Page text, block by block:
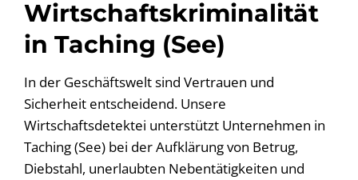
Wirtschaftskriminalität
in Taching (See)
In der Geschäftswelt sind Vertrauen und
Sicherheit entscheidend. Unsere
Wirtschaftsdetektei unterstützt Unternehmen in
Taching (See) bei der Aufklärung von Betrug,
Diebstahl, unerlaubten Nebentätigkeiten und